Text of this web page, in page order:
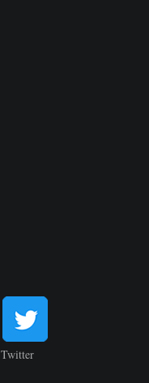
Twitter